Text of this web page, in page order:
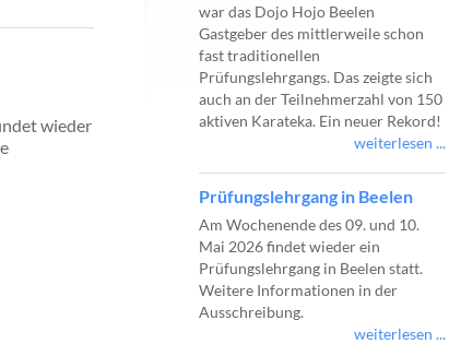
wieder
war das Dojo Hojo Beelen
Gastgeber des mittlerweile schon
fast traditionellen
Prüfungslehrgangs. Das zeigte sich
auch an der Teilnehmerzahl von 150
aktiven Karateka. Ein neuer Rekord!
weiterlesen ...
Prüfungslehrgang in Beelen
Am Wochenende des 09. und 10.
Mai 2026 findet wieder ein
Prüfungslehrgang in Beelen statt.
Weitere Informationen in der
Ausschreibung.
weiterlesen ...